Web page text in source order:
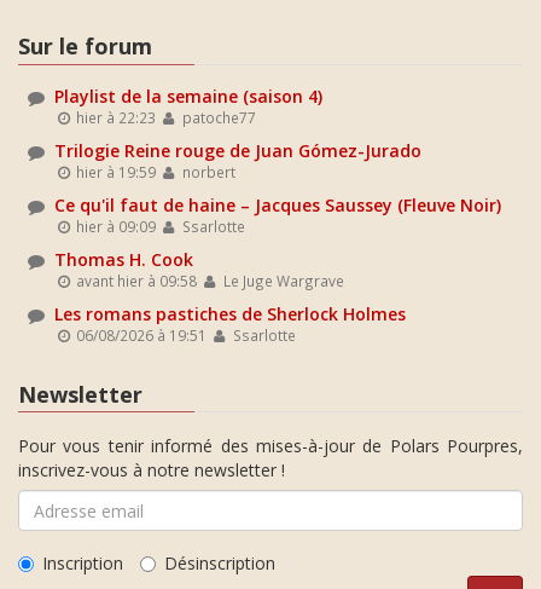
Sur le forum
Playlist de la semaine (saison 4)
hier à 22:23 patoche77
Trilogie Reine rouge de Juan Gómez-Jurado
hier à 19:59 norbert
Ce qu'il faut de haine – Jacques Saussey (Fleuve Noir)
hier à 09:09 Ssarlotte
Thomas H. Cook
avant hier à 09:58 Le Juge Wargrave
Les romans pastiches de Sherlock Holmes
06/08/2026 à 19:51 Ssarlotte
Newsletter
Pour vous tenir informé des mises-à-jour de Polars Pourpres,
inscrivez-vous à notre newsletter !
Inscription Désinscription